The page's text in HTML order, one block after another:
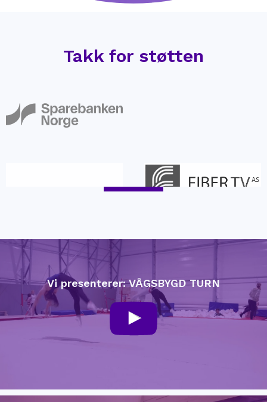
Takk for støtten
Vi presenterer: VÅGSBYGD TURN